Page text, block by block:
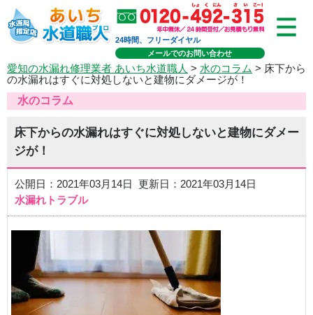
24時間、フリーダイヤル
メールでのお問い合わせ
愛知の水漏れ修理業者 あいち水道職人 > 水のコラム > 床下から
の水漏れはすぐに対処しないと建物にダメージが！
水のコラム
床下からの水漏れはすぐに対処しないと建物にダメー
ジが！
公開日：2021年03月14日 更新日：2021年03月14日
水漏れトラブル